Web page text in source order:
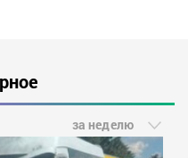
за неделю